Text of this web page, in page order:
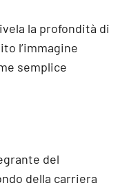
la profondità di
l’immagine
semplice
del
della carriera